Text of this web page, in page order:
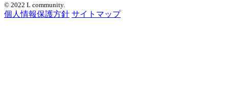
© 2022 L community.
個人情報保護方針 サイトマップ